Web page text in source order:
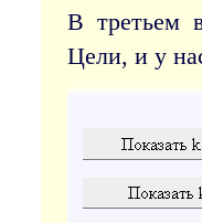
В третьем
Цели, и у